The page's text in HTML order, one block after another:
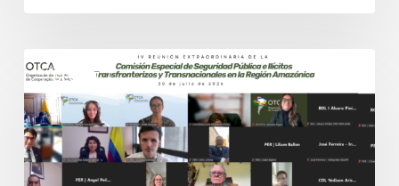
CESPIT
amazónicos
avanzan
en
la
implementación
de